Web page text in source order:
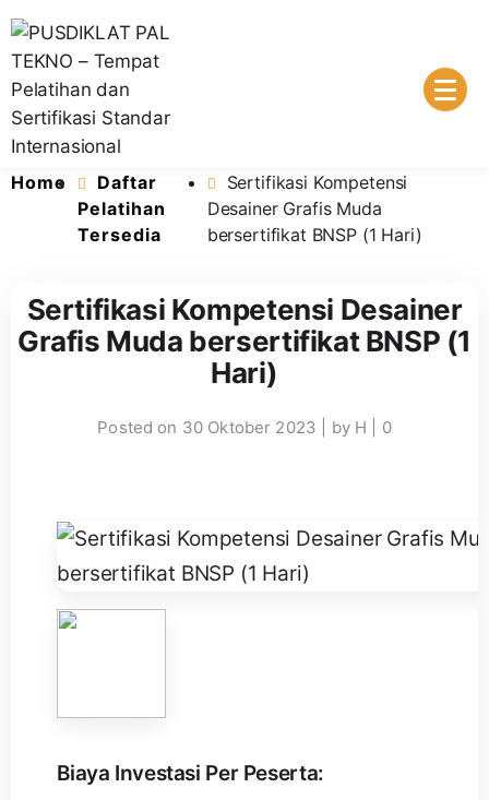
PUSDIKLAT PAL TEKNO – Tempat
Pelatihan dan Sertifikasi Standar
Internasional
Lembaga Pelatihan dan Sertifikasi Standar Internasional
Home
Daftar
Pelatihan
Tersedia
Sertifikasi Kompetensi
Desainer Grafis Muda
bersertifikat BNSP (1 Hari)
Sertifikasi Kompetensi Desainer
Grafis Muda bersertifikat BNSP (1
Hari)
Posted on 30 Oktober 2023 by H 0
Biaya Investasi Per Peserta: